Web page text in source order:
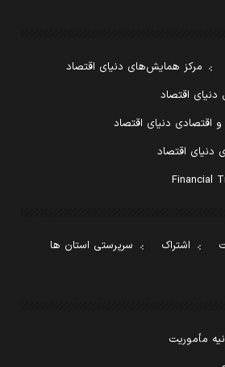
مرکز همایش‌های دنیای اقتصاد
اقتصاد
دنیای اقتصاد
دنیای اقتصاد
اشتراک
سرپرستی استان ها
مأموریت